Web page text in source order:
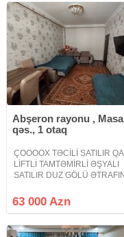
QARIŞDIRMAYIN QANUNİ
MƏNZİL. Masazırın girişində
Abşeron rayonu ,
qəs., 1 otaq
ÇOOOOX TƏCİLİ SATILIR
LİFTLİ TAMTƏMİRLİ ƏŞYALI
SATILIR DUZ GÖLÜ
KOMPLEKSİ MASAZIR.
ən sakit ideal
təmiz Rahat Nəfəs yaşayış
63 000 Azn